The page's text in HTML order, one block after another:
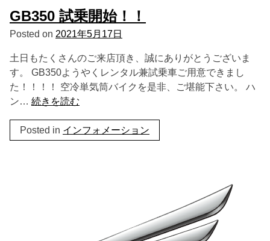
GB350 試乗開始！！
Posted on 2021年5月17日
土日もたくさんのご来店頂き、誠にありがとうございま
す。 GB350ようやくレンタル兼試乗車ご用意できまし
た！！！！ 空冷単気筒バイクを是非、ご堪能下さい。 ハ
ン… 続きを読む
Posted in インフォメーション